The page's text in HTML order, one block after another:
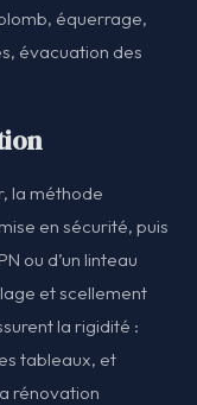
équerrage,
évacuation des
la méthode
en sécurité, puis
ou d’un linteau
et scellement
la rigidité :
tableaux, et
rénovation